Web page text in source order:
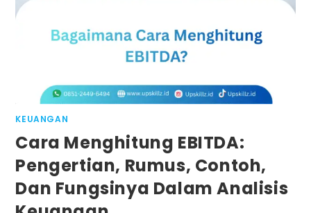
KEUANGAN
Cara Menghitung EBITDA:
Pengertian, Rumus, Contoh,
Dan Fungsinya Dalam Analisis